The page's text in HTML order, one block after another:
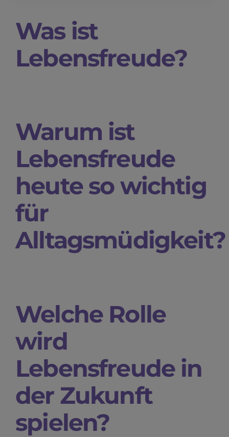
Was ist
Lebensfreude?
Warum ist
Lebensfreude
heute so wichtig
für
Alltagsmüdigkeit?
Welche Rolle
wird
Lebensfreude in
der Zukunft
spielen?